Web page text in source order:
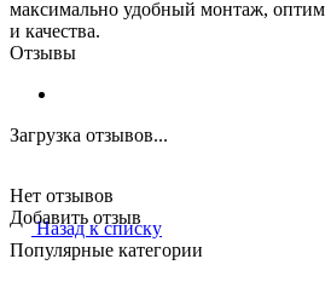
максимально удобный монтаж,
и качества.
Отзывы
Загрузка отзывов...
Нет отзывов
Добавить отзыв
Назад к списку
Популярные категории